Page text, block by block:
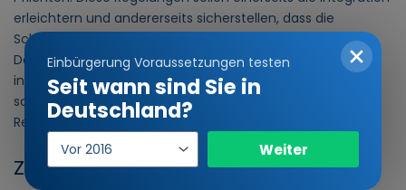
erleichtern und andererseits sicherstellen, dass die
Schutzsuchenden sich an die rechtlichen Vorgaben in
Deutschland halten. Im Folgenden werden die Kernpunkte
in Bezug auf Arbeit, Bildung, Gesundheitsversorgung und
soziale Dienste sowie Wohnsitzauflagen und
Reisebeschränkungen erläutert.
Zugang zu Arbeit und Bildung
Einbürgerung Voraussetzungen testen
Seit wann sind Sie in
Deutschland?
Einreisejahr
Weiter